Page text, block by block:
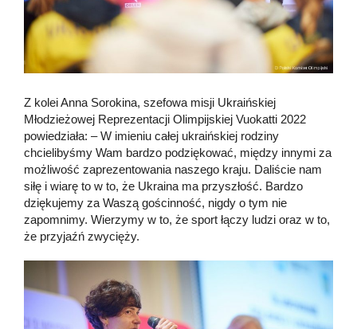
Z kolei Anna Sorokina, szefowa misji Ukraińskiej
Młodzieżowej Reprezentacji Olimpijskiej Vuokatti 2022
powiedziała: – W imieniu całej ukraińskiej rodziny
chcielibyśmy Wam bardzo podziękować, między innymi za
możliwość zaprezentowania naszego kraju. Daliście nam
siłę i wiarę to w to, że Ukraina ma przyszłość. Bardzo
dziękujemy za Waszą gościnność, nigdy o tym nie
zapomnimy. Wierzymy w to, że sport łączy ludzi oraz w to,
że przyjaźń zwycięży.